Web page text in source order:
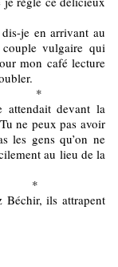
je en arrivant au
vulgaire qui
mon café lecture
attendait devant la
ne peux pas avoir
les gens qu’on ne
au lieu de la
Béchir, ils attrapent